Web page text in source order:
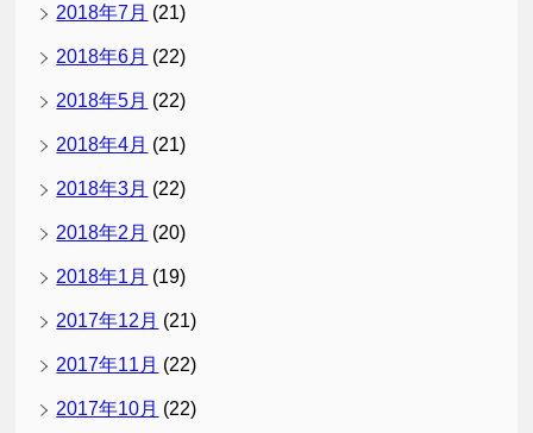
2018年7月 (21)
2018年6月 (22)
2018年5月 (22)
2018年4月 (21)
2018年3月 (22)
2018年2月 (20)
2018年1月 (19)
2017年12月 (21)
2017年11月 (22)
2017年10月 (22)